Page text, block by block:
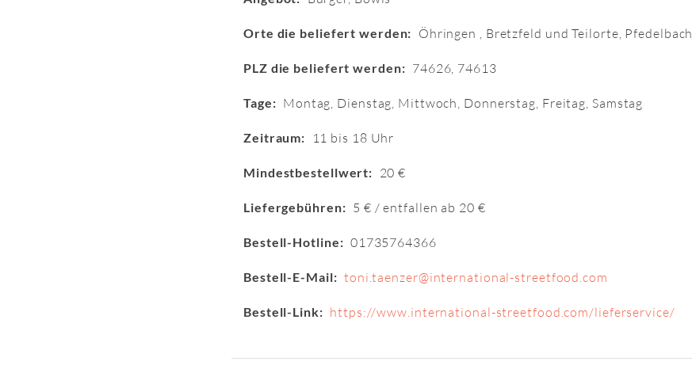
Orte die beliefert werden: Öhringen , Bretzfeld und Teilorte, Pfedelbach
PLZ die beliefert werden: 74626, 74613
Tage: Montag, Dienstag, Mittwoch, Donnerstag, Freitag, Samstag
Zeitraum: 11 bis 18 Uhr
Mindestbestellwert: 20 €
Liefergebühren: 5 € / entfallen ab 20 €
Bestell-Hotline: 01735764366
Bestell-E-Mail: toni.taenzer@international-streetfood.com
Bestell-Link: https://www.international-streetfood.com/lieferservice/